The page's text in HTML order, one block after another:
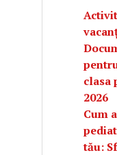
clasa
2026
Cum
tău: